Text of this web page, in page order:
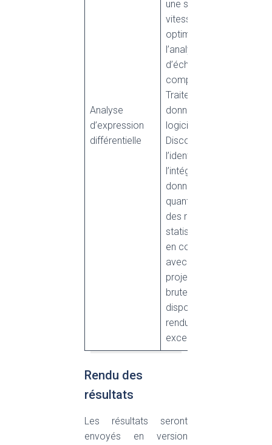
Analyse
d’expression
différentielle
une sensibilité et une
vitesse de scan
optimale pour
l’analyse
d’échantillons très
complexes.
Traitement des
données via le
logiciel Proteome
Discoverer pour
l’identification et
l’intégration des
données
quantitatives. Calculs
des ratios et tests
statistiques établis
en concertation
avec le porteur de
projet. Données
brutes mises à
disposition. Bilans
rendus sous format
excel.
Rendu des
résultats
Les résultats seront
envoyés en version